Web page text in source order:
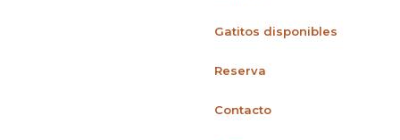
Gatitos disponibles
Reserva
Contacto